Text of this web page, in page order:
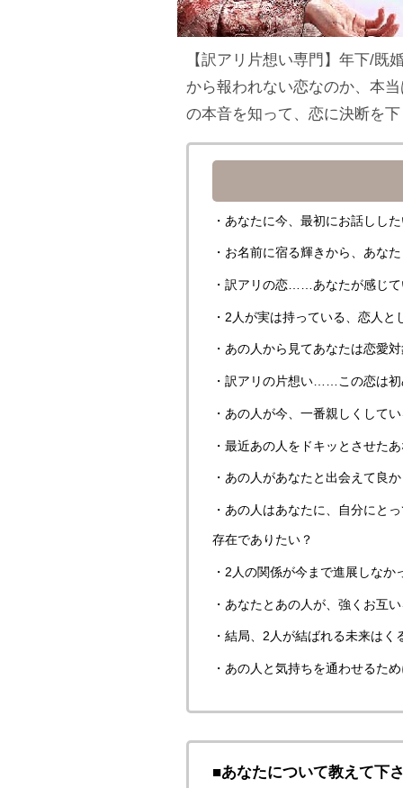
【訳アリ片想い専門】年下/既
から報われない恋なのか、本
の本音を知って、恋に決断を
・あなたに今、最初にお話しし
・お名前に宿る輝きから、あな
・訳アリの恋……あなたが感じ
・2人が実は持っている、恋人と
・あの人から見てあなたは恋愛
・訳アリの片想い……この恋は
・あの人が今、一番親しくして
・最近あの人をドキッとさせた
・あの人があなたと出会えて良
・あの人はあなたに、自分にと
存在でありたい？
・2人の関係が今まで進展しなか
・あなたとあの人が、強くお互
・結局、2人が結ばれる未来はく
・あの人と気持ちを通わせるた
■あなたについて教えて下